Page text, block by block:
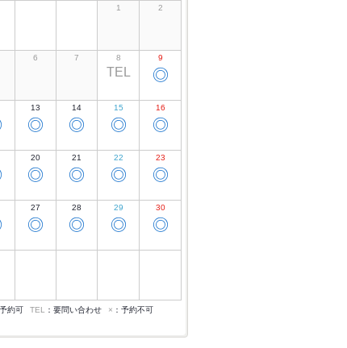
1 2
6 7 8
TEL
9
◎
13
◎
14
◎
15
◎
16
◎
20
◎
21
◎
22
◎
23
◎
27
◎
28
◎
29
◎
30
◎
約可 TEL ：要問い合わせ × ：予約不可